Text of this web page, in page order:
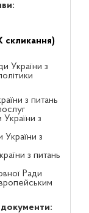
скликання)
України з
з питань
з
з
з питань
Ради
документи: